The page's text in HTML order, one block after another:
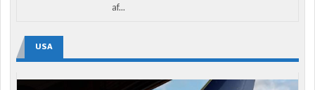
af...
USA